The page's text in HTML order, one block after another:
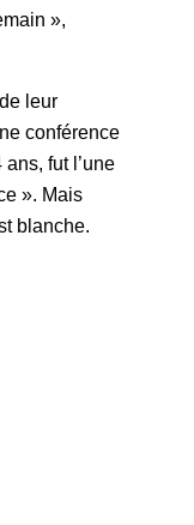
»,
leur
conférence
fut l’une
». Mais
blanche.